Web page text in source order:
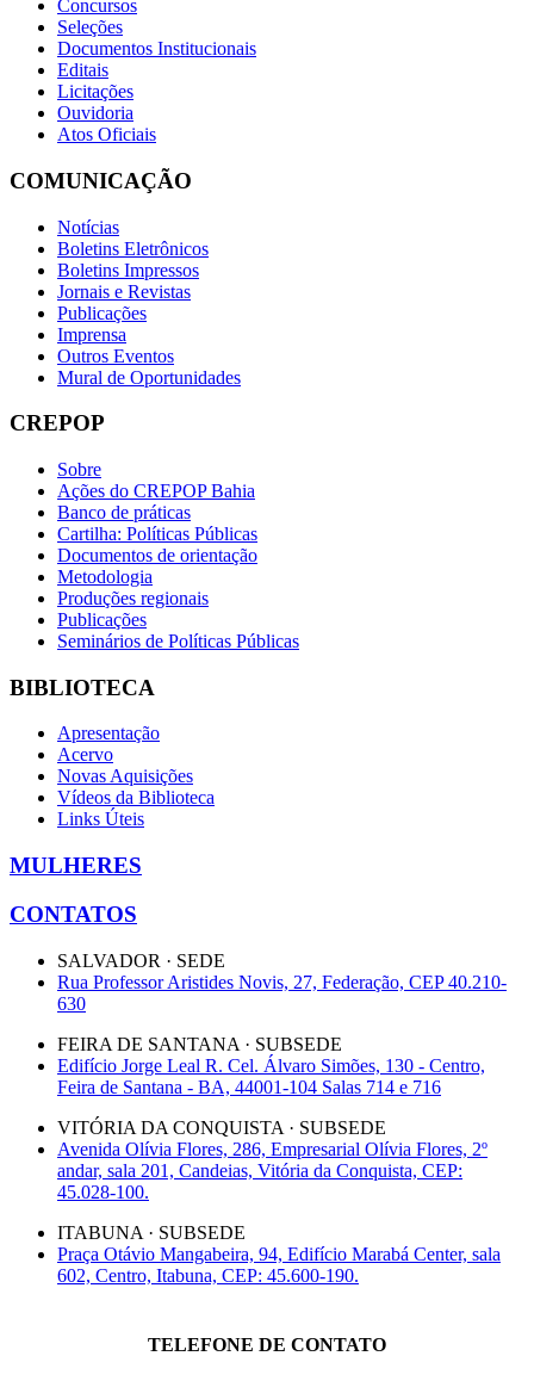
Concursos
Seleções
Documentos Institucionais
Editais
Licitações
Ouvidoria
Atos Oficiais
COMUNICAÇÃO
Notícias
Boletins Eletrônicos
Boletins Impressos
Jornais e Revistas
Publicações
Imprensa
Outros Eventos
Mural de Oportunidades
CREPOP
Sobre
Ações do CREPOP Bahia
Banco de práticas
Cartilha: Políticas Públicas
Documentos de orientação
Metodologia
Produções regionais
Publicações
Seminários de Políticas Públicas
BIBLIOTECA
Apresentação
Acervo
Novas Aquisições
Vídeos da Biblioteca
Links Úteis
MULHERES
CONTATOS
SALVADOR · SEDE
Rua Professor Aristides Novis, 27, Federação, CEP 40.210-
630
FEIRA DE SANTANA · SUBSEDE
Edifício Jorge Leal R. Cel. Álvaro Simões, 130 - Centro,
Feira de Santana - BA, 44001-104 Salas 714 e 716
VITÓRIA DA CONQUISTA · SUBSEDE
Avenida Olívia Flores, 286, Empresarial Olívia Flores, 2º
andar, sala 201, Candeias, Vitória da Conquista, CEP:
45.028-100.
ITABUNA · SUBSEDE
Praça Otávio Mangabeira, 94, Edifício Marabá Center, sala
602, Centro, Itabuna, CEP: 45.600-190.
TELEFONE DE CONTATO